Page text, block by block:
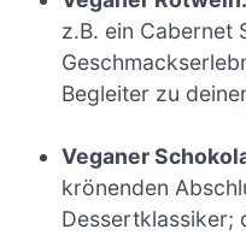
z.B. ein Cabernet
Begleiter zu
Veganer
krönenden
Dessertklassiker;